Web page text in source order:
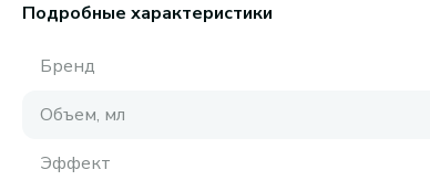
Подробные характеристики
Бренд
Объем, мл
Эффект